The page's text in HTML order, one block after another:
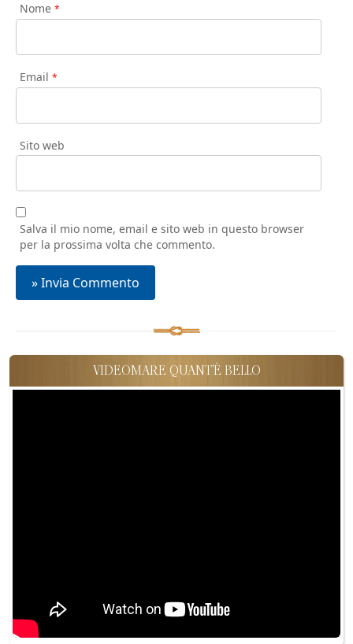
Nome *
Email *
Sito web
Salva il mio nome, email e sito web in questo browser
per la prossima volta che commento.
VIDEOMARE QUANT'È BELLO